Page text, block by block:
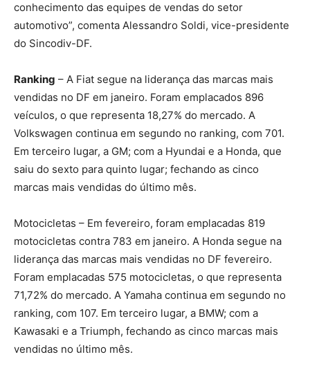
conhecimento das equipes de vendas do setor
automotivo”, comenta Alessandro Soldi, vice-presidente
do Sincodiv-DF.
Ranking – A Fiat segue na liderança das marcas mais
vendidas no DF em janeiro. Foram emplacados 896
veículos, o que representa 18,27% do mercado. A
Volkswagen continua em segundo no ranking, com 701.
Em terceiro lugar, a GM; com a Hyundai e a Honda, que
saiu do sexto para quinto lugar; fechando as cinco
marcas mais vendidas do último mês.
Motocicletas – Em fevereiro, foram emplacadas 819
motocicletas contra 783 em janeiro. A Honda segue na
liderança das marcas mais vendidas no DF fevereiro.
Foram emplacadas 575 motocicletas, o que representa
71,72% do mercado. A Yamaha continua em segundo no
ranking, com 107. Em terceiro lugar, a BMW; com a
Kawasaki e a Triumph, fechando as cinco marcas mais
vendidas no último mês.